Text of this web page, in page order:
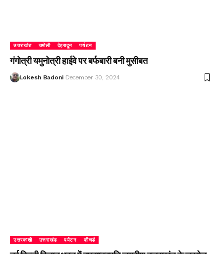
उत्तराखंड चमोली देहरादून पर्यटन
गंगोत्री यमुनोत्री हाईवे पर बर्फबारी बनी मुसीबत
Lokesh Badoni December 30, 2024
उत्तरकाशी उत्तराखंड पर्यटन फीचर्ड